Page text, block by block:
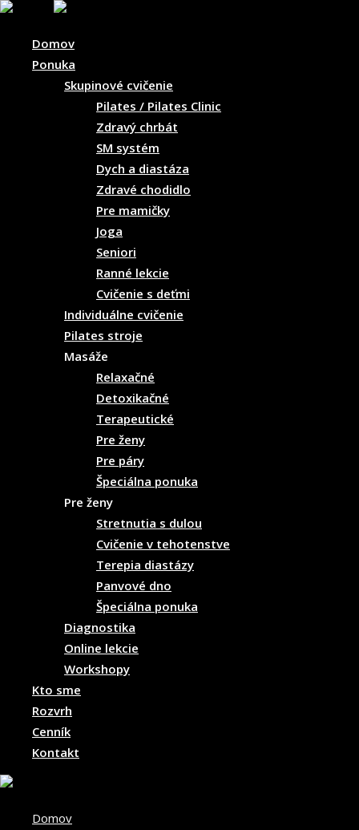
Skip
contentDomov
Ponuka
Skupinové cvičenie
Pilates / Pilates Clinic
Zdravý chrbát
SM systém
Dych a diastáza
Zdravé chodidlo
Pre mamičky
Joga
Seniori
Ranné lekcie
Cvičenie s deťmi
Individuálne cvičenie
Pilates stroje
Masáže
Relaxačné
Detoxikačné
Terapeutické
Pre ženy
Pre páry
Špeciálna ponuka
Pre ženy
Stretnutia s dulou
Cvičenie v tehotenstve
Terepia diastázy
Panvové dno
Špeciálna ponuka
Diagnostika
Online lekcie
Workshopy
Kto sme
Rozvrh
Cenník
Kontakt
Domov